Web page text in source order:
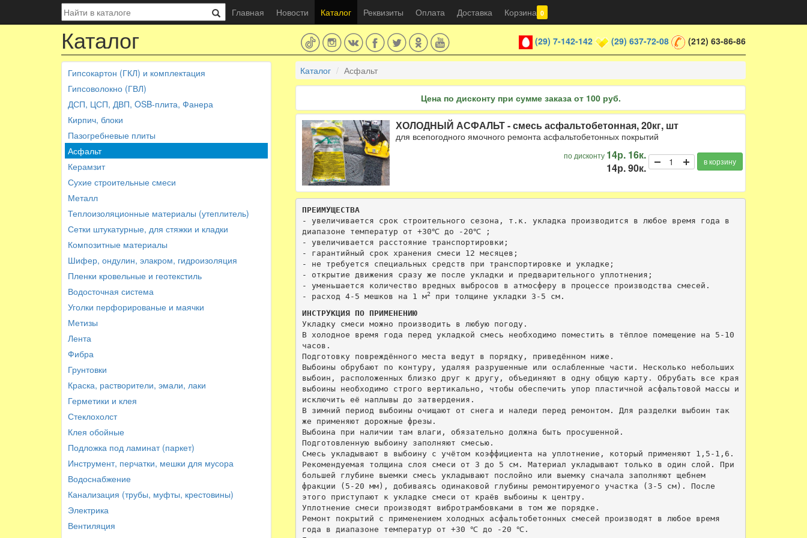
Главная Новости Каталог Реквизиты Оплата Доставка Корзина 0
Каталог (29) 7-142-142 (29) 637-72-08 (212) 63-86-86
Гипсокартон (ГКЛ) и комплектация
Гипсоволокно (ГВЛ)
ДСП, ЦСП, ДВП, OSB-плита, Фанера
Кирпич, блоки
Пазогребневые плиты
Асфальт
Керамзит
Сухие строительные смеси
Металл
Теплоизоляционные материалы (утеплитель)
Сетки штукатурные, для стяжки и кладки
Композитные материалы
Шифер, ондулин, элакром, гидроизоляция
Пленки кровельные и геотекстиль
Водосточная система
Уголки перфорированые и маячки
Метизы
Лента
Фибра
Грунтовки
Краска, растворители, эмали, лаки
Герметики и клея
Стеклохолст
Клея обойные
Подложка под ламинат (паркет)
Инструмент, перчатки, мешки для мусора
Водоснабжение
Канализация (трубы, муфты, крестовины)
Электрика
Вентиляция
Каталог Асфальт
Цена по дисконту при сумме заказа от 100 руб.
ХОЛОДНЫЙ АСФАЛЬТ - смесь асфальтобетонная, 20кг, шт
для всепогодного ямочного ремонта асфальтобетонных покрытий
по дисконту 14р. 16к.
14р. 90к.
в корзину
ПРЕИМУЩЕСТВА
- увеличивается срок строительного сезона, т.к. укладка производится в любое время года в
диапазоне температур от +30℃ до -20℃ ;
- увеличивается расстояние транспортировки;
- гарантийный срок хранения смеси 12 месяцев;
- не требуется специальных средств при транспортировке и укладке;
- открытие движения сразу же после укладки и предварительного уплотнения;
- уменьшается количество вредных выбросов в атмосферу в процессе производства смесей.
- расход 4-5 мешков на 1 м2
ИНСТРУКЦИЯ ПО ПРИМЕНЕНИЮ
Укладку смеси можно производить в любую погоду.
В холодное время года перед укладкой смесь необходимо поместить в тёплое помещение на 5-10
часов.
Подготовку повреждённого места ведут в порядку, приведённом ниже.
Выбоины обрубают по контуру, удаляя разрушенные или ослабленные части. Несколько небольших
выбоин, расположенных близко друг к другу, объединяют в одну общую карту. Обрубать все края
выбоины необходимо строго вертикально, чтобы обеспечить упор пластичной асфальтовой массы и
исключить её наплывы до затвердения.
В зимний период выбоины очищают от снега и наледи перед ремонтом. Для разделки выбоин так
же применяют дорожные фрезы.
Выбоина при наличии там влаги, обязательно должна быть просушенной.
Подготовленную выбоину заполняют смесью.
Смесь укладывают в выбоину с учётом коэффициента на уплотнение, который применяют 1,5-1,6.
Рекомендуемая толщина слоя смеси от 3 до 5 см. Материал укладывают только в один слой. При
большей глубине выемки смесь укладывают послойно или выемку сначала заполняют щебнем
фракции (5-20 мм), добиваясь одинаковой глубины ремонтируемого участка (3-5 см). После
этого приступают к укладке смеси от краёв выбоины к центру.
Уплотнение смеси производят вибротрамбовками в том же порядке.
Ремонт покрытий с применением холодных асфальтобетонных смесей производят в любое время
года в диапазоне температур от +30 ℃ до -20 ℃.